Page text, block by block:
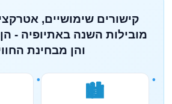
קישורים שימושיים,
מובילות השנה באתיופיה -
והן מבחינת
🏙️